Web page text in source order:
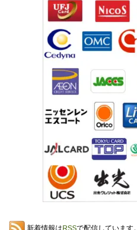
新着情報はRSSで配信しています。